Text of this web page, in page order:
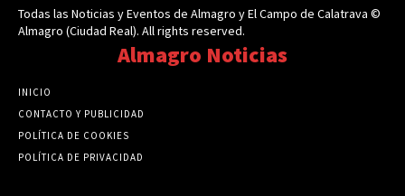
Todas las Noticias y Eventos de Almagro y El Campo de Calatrava ©
Almagro (Ciudad Real). All rights reserved.
Almagro Noticias
INICIO
CONTACTO Y PUBLICIDAD
POLÍTICA DE COOKIES
POLÍTICA DE PRIVACIDAD